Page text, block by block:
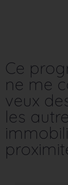
Ce
ne me
veux
les